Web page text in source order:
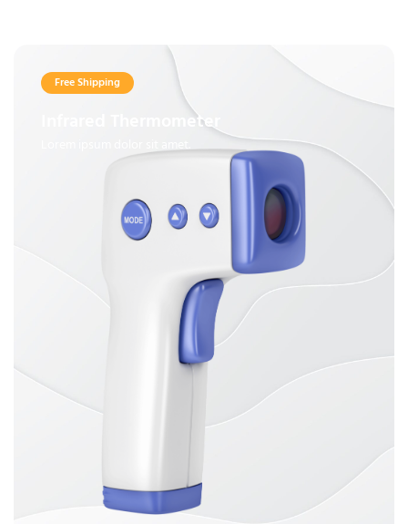
Free Shipping
Infrared Thermometer
Lorem ipsum dolor sit amet.